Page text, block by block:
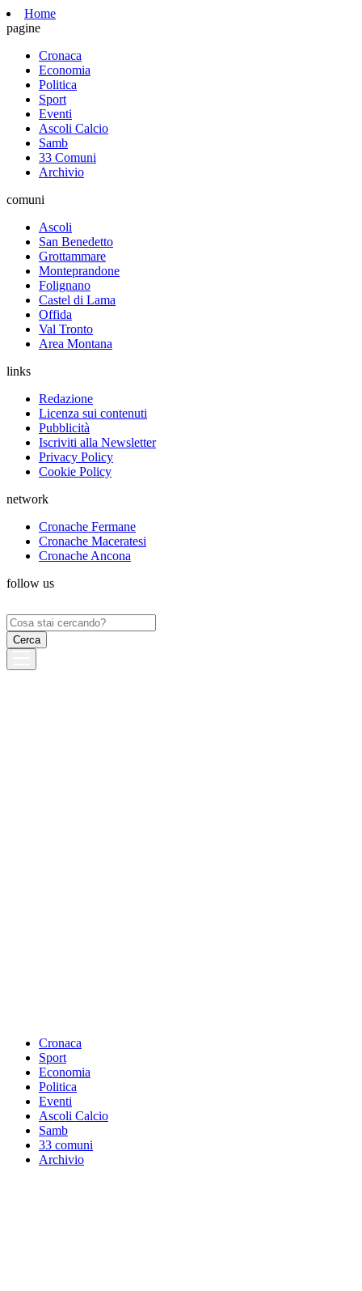
Home
pagine
Cronaca
Economia
Politica
Sport
Eventi
Ascoli Calcio
Samb
33 Comuni
Archivio
comuni
Ascoli
San Benedetto
Grottammare
Monteprandone
Folignano
Castel di Lama
Offida
Val Tronto
Area Montana
links
Redazione
Licenza sui contenuti
Pubblicità
Iscriviti alla Newsletter
Privacy Policy
Cookie Policy
network
Cronache Fermane
Cronache Maceratesi
Cronache Ancona
follow us
Ricerca
per:
Cronaca
Sport
Economia
Politica
Eventi
Ascoli Calcio
Samb
33 comuni
Archivio